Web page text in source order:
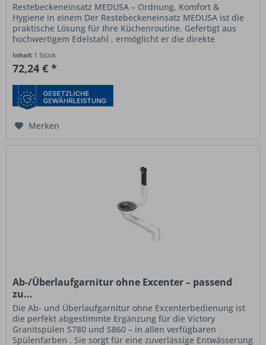
Restebeckeneinsatz MEDUSA – Ordnung, Komfort &
Hygiene in einem Der Restebeckeneinsatz MEDUSA ist die
praktische Lösung für Ihre Küchenroutine. Gefertigt aus
hochwertigem Edelstahl , ermöglicht er die direkte
Inhalt 1 Stück
72,24 € *
Merken
Ab-/Überlaufgarnitur ohne Excenter – passend
zu...
Die Ab- und Überlaufgarnitur ohne Excenterbedienung ist
die perfekt abgestimmte Ergänzung für die Victory
Granitspülen S780 und S860 – in allen verfügbaren
Spülenfarben . Sie sorgt für eine zuverlässige Entwässerung